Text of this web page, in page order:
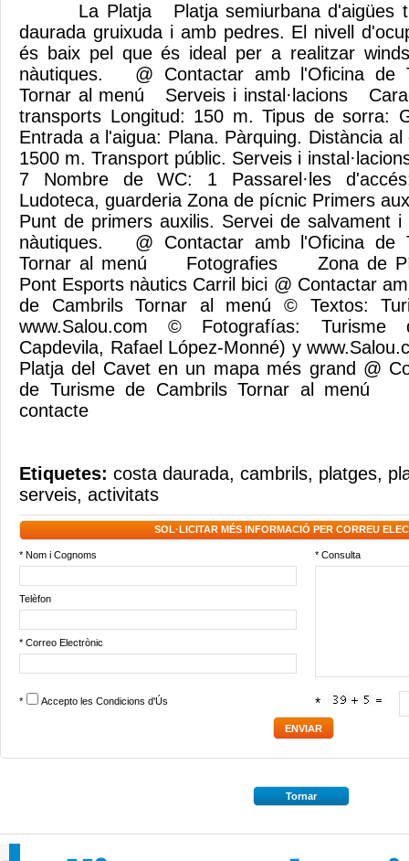
La Platja Platja semiurbana d'aigües
daurada gruixuda i amb pedres. El nivell
és baix pel que és ideal per a realitzar
nàutiques. @ Contactar amb l'Oficina de
Tornar al menú Serveis i instal·lacions
transports Longitud: 150 m. Tipus de sorra:
Entrada a l'aigua: Plana. Pàrquing. Distància
1500 m. Transport públic. Serveis i
7 Nombre de WC: 1 Passarel·les
Ludoteca, guarderia Zona de pícnic Primers
Punt de primers auxilis. Servei de salvament i
nàutiques. @ Contactar amb l'Oficina de
Tornar al menú Fotografies Zona de
Pont Esports nàutics Carril bici @ Contactar
de Cambrils Tornar al menú © Textos:
www.Salou.com © Fotografías: Turisme
Capdevila, Rafael López-Monné) y
Platja del Cavet en un mapa més grand @
de Turisme de Cambrils Tornar al
contacte
Etiquetes: costa daurada, cambrils, platges,
serveis, activitats
SOL·LICITAR MÉS INFORMACIÓ PER CORREU
* Nom i Cognoms * Consulta
Telèfon
* Correo Electrònic
* Accepto les Condicions d'Ús *
Tornar